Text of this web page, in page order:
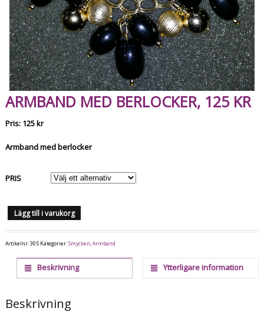
ARMBAND MED BERLOCKER, 125 KR
Pris: 125 kr
Armband med berlocker
PRIS
Lägg till i varukorg
Artikelnr:305 Kategorier:Smycken,Armband
Beskrivning Ytterligare information
Beskrivning